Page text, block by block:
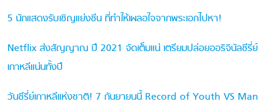
5 นักแสดงรับเชิญแย่งซีน ที่ทำให้เผลอใจจากพระเอกไปหา!
Netflix ส่งสัญญาณ ปี 2021 จัดเต็มแน่ เตรียมปล่อยออริจินัลซีรี่ย์
เกาหลีแน่นทั้งปี
วันซีรี่ย์เกาหลีแห่งชาติ! 7 กันยายนนี้ Record of Youth VS Man